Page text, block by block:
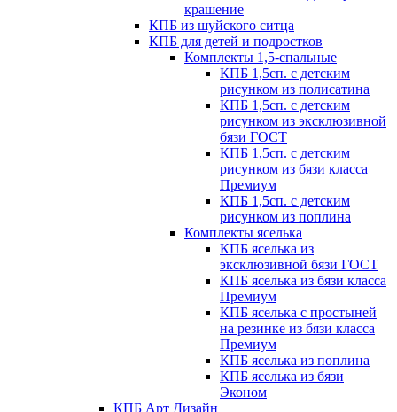
крашение
КПБ из шуйского ситца
КПБ для детей и подростков
Комплекты 1,5-спальные
КПБ 1,5сп. с детским
рисунком из полисатина
КПБ 1,5сп. с детским
рисунком из эксклюзивной
бязи ГОСТ
КПБ 1,5сп. с детским
рисунком из бязи класса
Премиум
КПБ 1,5сп. с детским
рисунком из поплина
Комплекты яселька
КПБ яселька из
эксклюзивной бязи ГОСТ
КПБ яселька из бязи класса
Премиум
КПБ яселька с простыней
на резинке из бязи класса
Премиум
КПБ яселька из поплина
КПБ яселька из бязи
Эконом
КПБ Арт Дизайн